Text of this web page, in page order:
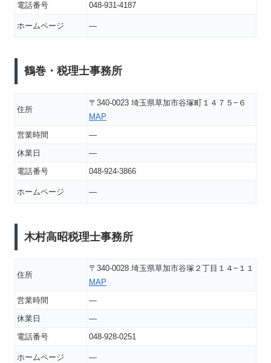
電話番号
048-931-4187
ホームページ ―
鶴巻・税理士事務所
住所
〒340-0023 埼玉県草加市谷塚町１４７５−６
MAP
営業時間
―
休業日
―
電話番号
048-924-3866
ホームページ ―
木村高昭税理士事務所
住所
〒340-0028 埼玉県草加市谷塚２丁目１４−１１
MAP
営業時間
―
休業日
―
電話番号
048-928-0251
ホームページ ―